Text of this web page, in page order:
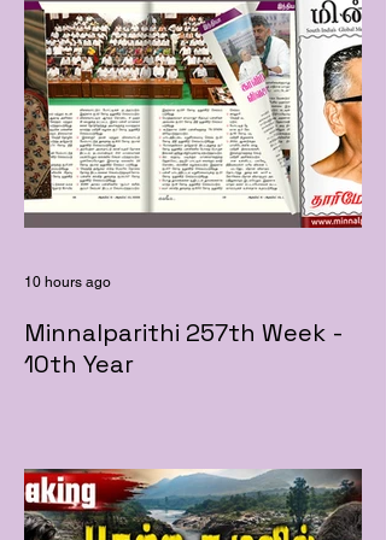
Minnalparithi 257th Week -
10th Year
10 hours ago